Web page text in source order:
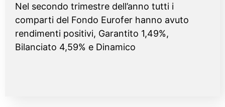
Nel secondo trimestre dell’anno tutti i
comparti del Fondo Eurofer hanno avuto
rendimenti positivi, Garantito 1,49%,
Bilanciato 4,59% e Dinamico